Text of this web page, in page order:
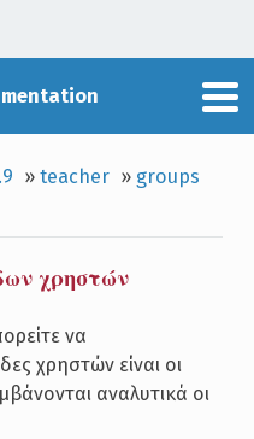
»teacher » groups
χρηστών
να
χρηστών είναι οι
αναλυτικά οι